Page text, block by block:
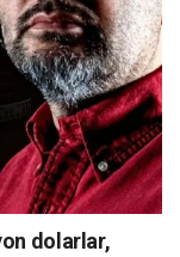
dolarlar,